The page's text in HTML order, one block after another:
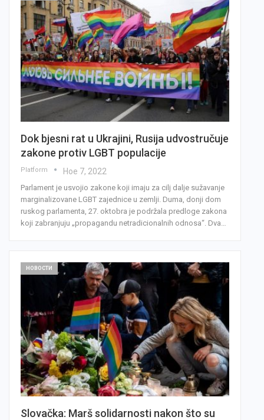
Dok bjesni rat u Ukrajini, Rusija udvostručuje
zakone protiv LGBT populacije
Platform Ное 7, 2022
Parlament je usvojio zakone koji imaju za cilj dalje sužavanje
marginalizovane LGBT zajednice u zemlji. Duma, donji dom
ruskog parlamenta, 27. oktobra je podržala predloge zakona
koji zabranjuju „propagandu netradicionalnih odnosa“. Dva…
НОВОСТИ
Slovačka: Marš solidarnosti nakon što su